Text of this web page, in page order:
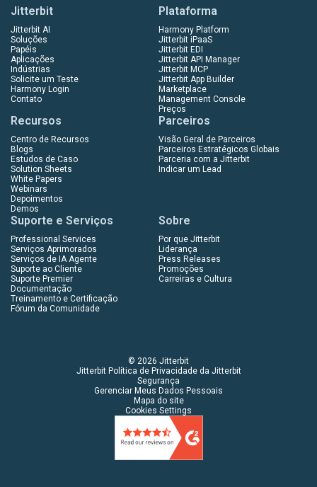
Jitterbit
Jitterbit AI
Soluções
Papéis
Aplicações
Indústrias
Solicite um Teste
Harmony Login
Contato
Plataforma
Harmony Platform
Jitterbit iPaaS
Jitterbit EDI
Jitterbit API Manager
Jitterbit MCP
Jitterbit App Builder
Marketplace
Management Console
Preços
Recursos
Centro de Recursos
Blogs
Estudos de Caso
Solution Sheets
White Papers
Webinars
Depoimentos
Demos
Parceiros
Visão Geral de Parceiros
Parceiros Estratégicos Globais
Parceria com a Jitterbit
Indicar um Lead
Suporte e Serviços
Professional Services
Serviços Aprimorados
Serviços de IA Agente
Suporte ao Cliente
Suporte Premier
Documentação
Treinamento e Certificação
Fórum da Comunidade
Sobre
Por que Jitterbit
Liderança
Press Releases
Promoções
Carreiras e Cultura
© 2026 Jitterbit
Jitterbit Política de Privacidade da Jitterbit
Segurança
Gerenciar Meus Dados Pessoais
Mapa do site
Cookies Settings